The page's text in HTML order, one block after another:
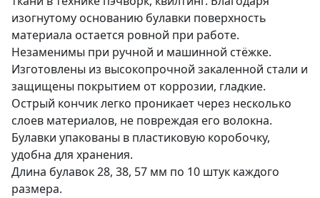
изогнутому основанию булавки поверхность
материала остается ровной при работе.
Незаменимы при ручной и машинной стёжке.
Изготовлены из высокопрочной закаленной стали и
защищены покрытием от коррозии, гладкие.
Острый кончик легко проникает через несколько
слоев материалов, не повреждая его волокна.
Булавки упакованы в пластиковую коробочку,
удобна для хранения.
Длина булавок 28, 38, 57 мм по 10 штук каждого
размера.